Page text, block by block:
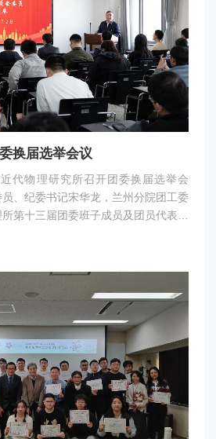
换届选举会议
代物理研究所召开团委换届选举会
、纪委书记宋华龙，兰州分院团工委
第十三届团委班子成员及团员代表等
魏巍主持会议。会上，陈永磊宣读了
委回顾总结了过去五年研究所团委的
析了存在的问题与不足，提出了今后
无记名投票、差额选举的方式产生了共
研究所第十四届委员会。宋华龙代表
团委的工作给予了充分肯定，向长期以
、分院团工委以及所内外各级组织表
委表示祝贺，希望新一届团委和全所
征程中勇当开路先锋，争创时代标
信仰之基，做科技报国的“追光者”，
行“党旗所指就是团旗所向”的政治自